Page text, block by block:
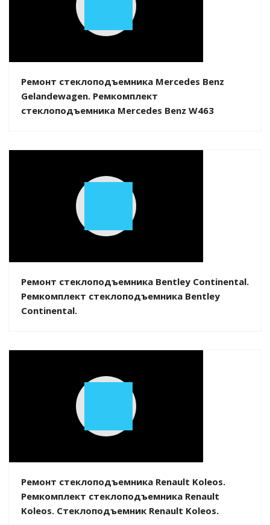
Play
Ремонт стеклоподъемника Mercedes Benz
Gelandewagen. Ремкомплект
стеклоподъемника Mercedes Benz W463
Play
Ремонт стеклоподъемника Bentley Continental.
Ремкомплект стеклоподъемника Bentley
Continental.
Play
Ремонт стеклоподъемника Renault Koleos.
Ремкомплект стеклоподъемника Renault
Koleos. Стеклоподъемник Renault Koleos.